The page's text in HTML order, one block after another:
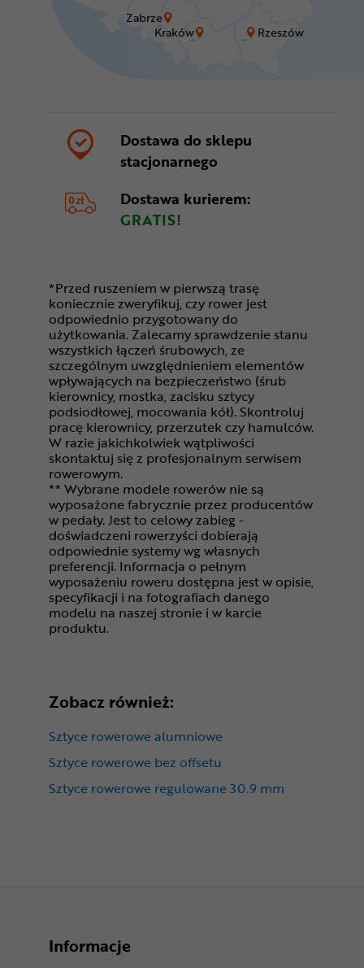
Kraków Rzeszów
Zabrze
Dostawa do sklepu
stacjonarnego
Dostawa kurierem:
GRATIS!
*Przed ruszeniem w pierwszą trasę
koniecznie zweryfikuj, czy rower jest
odpowiednio przygotowany do
użytkowania. Zalecamy sprawdzenie stanu
wszystkich łączeń śrubowych, ze
szczególnym uwzględnieniem elementów
wpływających na bezpieczeństwo (śrub
kierownicy, mostka, zacisku sztycy
podsiodłowej, mocowania kół). Skontroluj
pracę kierownicy, przerzutek czy hamulców.
W razie jakichkolwiek wątpliwości
skontaktuj się z profesjonalnym serwisem
rowerowym.
** Wybrane modele rowerów nie są
wyposażone fabrycznie przez producentów
w pedały. Jest to celowy zabieg -
doświadczeni rowerzyści dobierają
odpowiednie systemy wg własnych
preferencji. Informacja o pełnym
wyposażeniu roweru dostępna jest w opisie,
specyfikacji i na fotografiach danego
modelu na naszej stronie i w karcie
produktu.
Zobacz również:
Sztyce rowerowe alumniowe
Sztyce rowerowe bez offsetu
Sztyce rowerowe regulowane 30.9 mm
Informacje